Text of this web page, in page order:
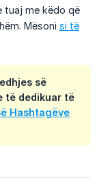
tuaj me këdo që
Mësoni si të
së
të dedikuar të
Hashtagëve